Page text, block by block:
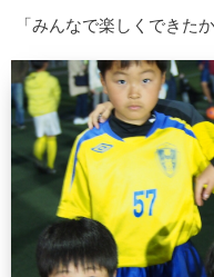
「みんなで楽しくできた